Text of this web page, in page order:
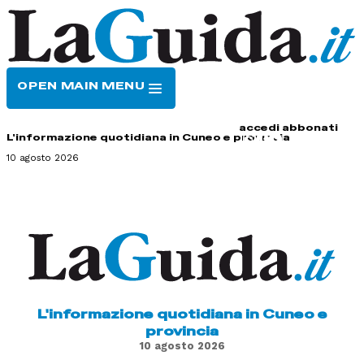
OPEN MAIN MENU
accedi abbonati
L'informazione quotidiana in Cuneo e provincia
10 agosto 2026
L'informazione quotidiana in Cuneo e
provincia
10 agosto 2026